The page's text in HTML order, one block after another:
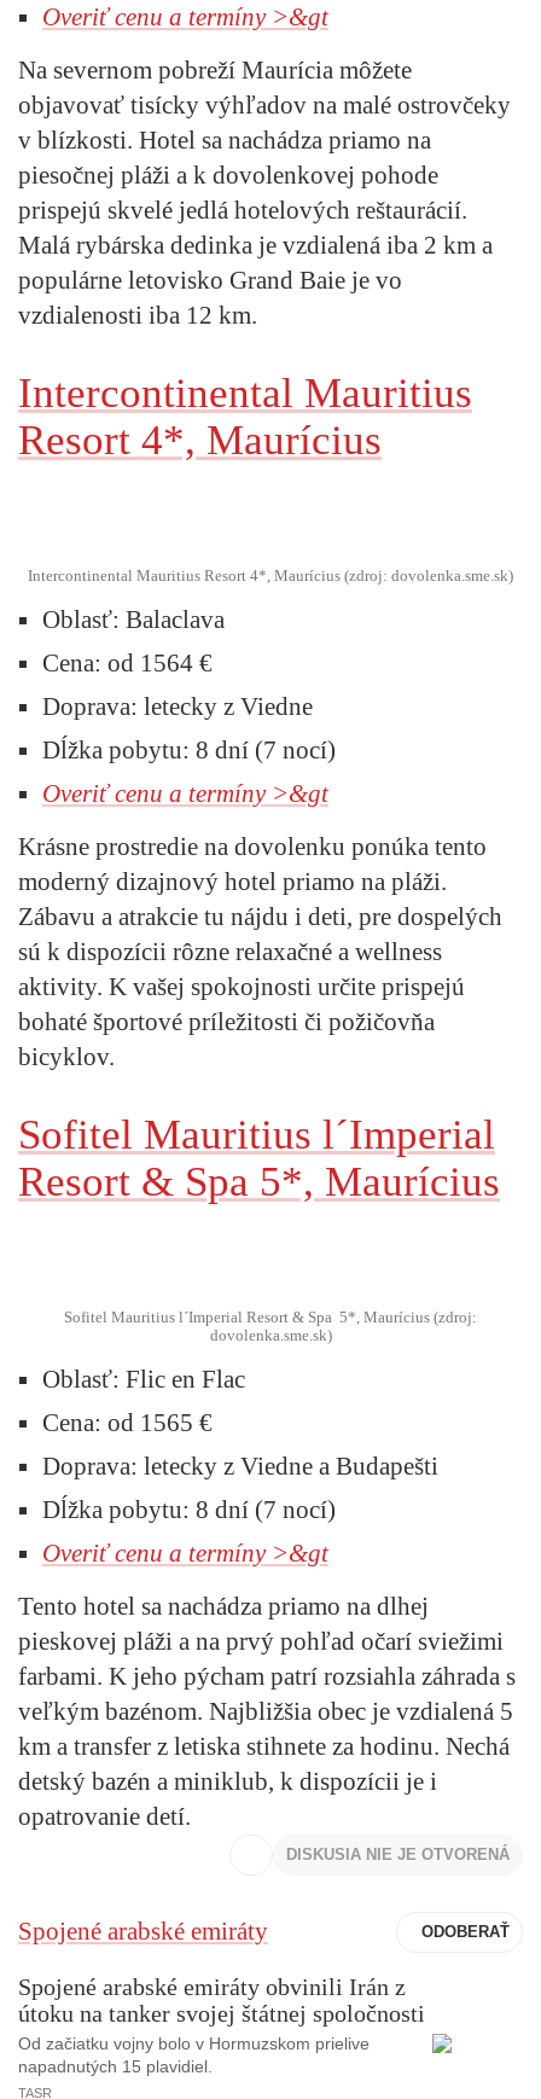
Overiť cenu a termíny >&gt
Na severnom pobreží Maurícia môžete
objavovať tisícky výhľadov na malé ostrovčeky
v blízkosti. Hotel sa nachádza priamo na
piesočnej pláži a k dovolenkovej pohode
prispejú skvelé jedlá hotelových reštaurácií.
Malá rybárska dedinka je vzdialená iba 2 km a
populárne letovisko Grand Baie je vo
vzdialenosti iba 12 km.
Intercontinental Mauritius
Resort 4*, Maurícius
Intercontinental Mauritius Resort 4*, Maurícius (zdroj: dovolenka.sme.sk)
Oblasť: Balaclava
Cena: od 1564 €
Doprava: letecky z Viedne
Dĺžka pobytu: 8 dní (7 nocí)
Overiť cenu a termíny >&gt
Krásne prostredie na dovolenku ponúka tento
moderný dizajnový hotel priamo na pláži.
Zábavu a atrakcie tu nájdu i deti, pre dospelých
sú k dispozícii rôzne relaxačné a wellness
aktivity. K vašej spokojnosti určite prispejú
bohaté športové príležitosti či požičovňa
bicyklov.
Sofitel Mauritius l´Imperial
Resort & Spa 5*, Maurícius
Sofitel Mauritius l´Imperial Resort & Spa 5*, Maurícius (zdroj:
dovolenka.sme.sk)
Oblasť: Flic en Flac
Cena: od 1565 €
Doprava: letecky z Viedne a Budapešti
Dĺžka pobytu: 8 dní (7 nocí)
Overiť cenu a termíny >&gt
Tento hotel sa nachádza priamo na dlhej
pieskovej pláži a na prvý pohľad očarí sviežimi
farbami. K jeho pýcham patrí rozsiahla záhrada s
veľkým bazénom. Najbližšia obec je vzdialená 5
km a transfer z letiska stihnete za hodinu. Nechá
detský bazén a miniklub, k dispozícii je i
opatrovanie detí.
DISKUSIA NIE JE OTVORENÁ
Spojené arabské emiráty
Spojené arabské emiráty obvinili Irán z
útoku na tanker svojej štátnej spoločnosti
Od začiatku vojny bolo v Hormuzskom prielive
napadnutých 15 plavidiel.
TASR